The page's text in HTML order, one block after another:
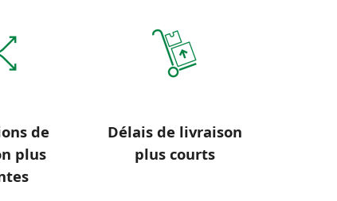
de
plus
Délais de livraison
plus courts